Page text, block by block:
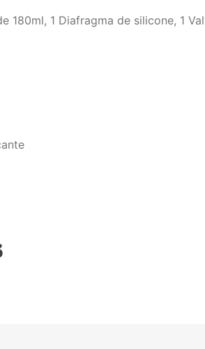
180ml, 1 Diafragma de silicone, 1